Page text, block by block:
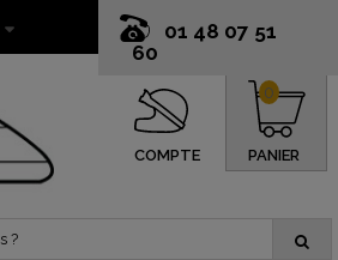
01 48 07 51
60
COMPTE PANIER
0